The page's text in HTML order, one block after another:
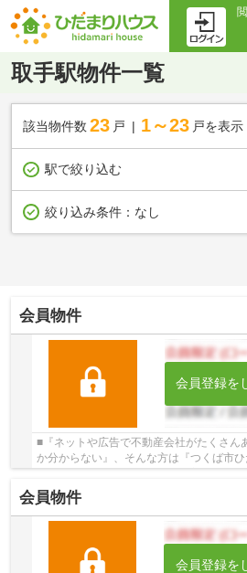
取手駅物件一覧
該当物件数 23 戸 1～23 戸を表示
駅で絞り込む
絞り込み条件： なし
会員物件
会員登録を
■『ネットや広告で不動産会社がたくさん
か分からない』、そんな方は『つくば市
会員物件
会員登録を